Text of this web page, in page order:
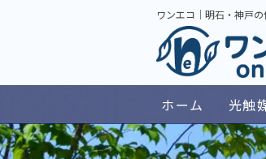
ワンエコ｜明石・神戸
ホーム 光触